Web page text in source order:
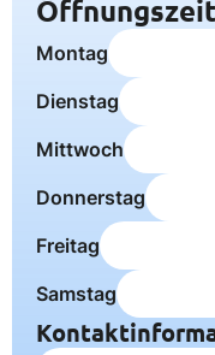
Montag
Dienstag
Mittwoch
Donnerstag
Freitag
Samstag